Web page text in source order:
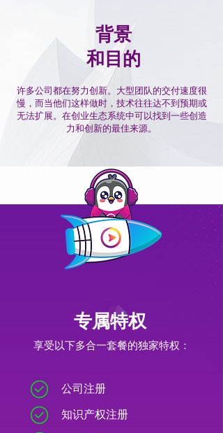
背景
和目的
许多公司都在努力创新。大型团队的交付速度很
慢，而当他们这样做时，技术往往达不到预期或
无法扩展。在创业生态系统中可以找到一些创造
力和创新的最佳来源。
专属特权
享受以下多合一套餐的独家特权：
公司注册
知识产权注册